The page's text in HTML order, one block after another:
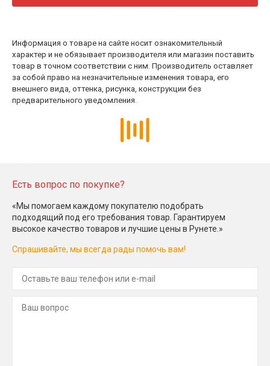
Информация о товаре на сайте носит ознакомительный
характер и не обязывает производителя или магазин поставить
товар в точном соответствии с ним. Производитель оставляет
за собой право на незначительные изменения товара, его
внешнего вида, оттенка, рисунка, конструкции без
предварительного уведомления.
Есть вопрос по покупке?
«Мы помогаем каждому покупателю подобрать
подходящий под его требования товар. Гарантируем
высокое качество товаров и лучшие цены в Рунете.»
Спрашивайте, мы всегда рады помочь вам!